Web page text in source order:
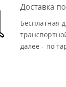
Доставка
Бесплатная
далее - по